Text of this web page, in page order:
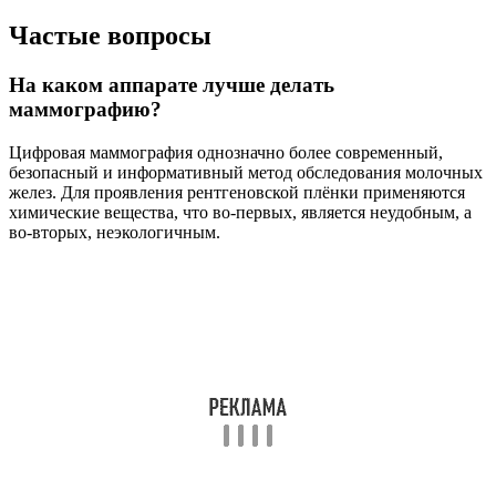
Частые вопросы
На каком аппарате лучше делать
маммографию?
Цифровая маммография однозначно более современный,
безопасный и информативный метод обследования молочных
желез. Для проявления рентгеновской плёнки применяются
химические вещества, что во-первых, является неудобным, а
во-вторых, неэкологичным.